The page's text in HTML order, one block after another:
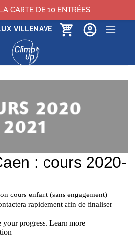
VILLENAVE
2020
2021
CARTE DE 10 ENTRÉES